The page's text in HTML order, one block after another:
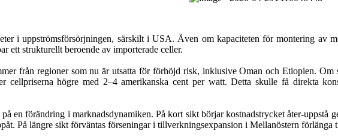
i uppströmsförsörjningen, särskilt i USA. Även om kapaciteten för montering
ett strukturellt beroende av importerade celler.
från regioner som nu är utsatta för förhöjd risk, inklusive Oman och Etiopien.
cellpriserna högre med 2–4 amerikanska cent per watt. Detta skulle få direkta
en förändring i marknadsdynamiken. På kort sikt börjar kostnadstrycket åter-
På längre sikt förväntas förseningar i tillverkningsexpansion i Mellanöstern